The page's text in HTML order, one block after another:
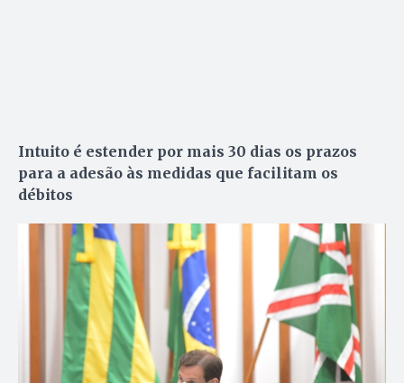
Intuito é estender por mais 30 dias os prazos
para a adesão às medidas que facilitam os
débitos